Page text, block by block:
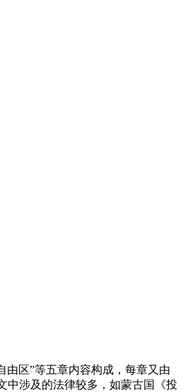
由区”等五章内容构成，每章又由
中涉及的法律较多，如蒙古国《投